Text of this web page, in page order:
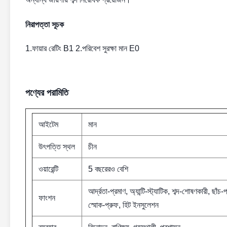
নিরাপত্তা সূচক
1.ফায়ার রেটিং B1 2.পরিবেশ সুরক্ষা মান E0
পণ্যের পরামিতি
আইটেম মান
উৎপত্তি স্থল চীন
ওয়ারেন্টি 5 বছরেরও বেশি
ফাংশন
আর্দ্রতা-প্রমাণ, অ্যান্টি-স্ট্যাটিক, শব্দ-শোষণকারী,
স্মোক-প্রুফ, হিট ইনসুলেশন